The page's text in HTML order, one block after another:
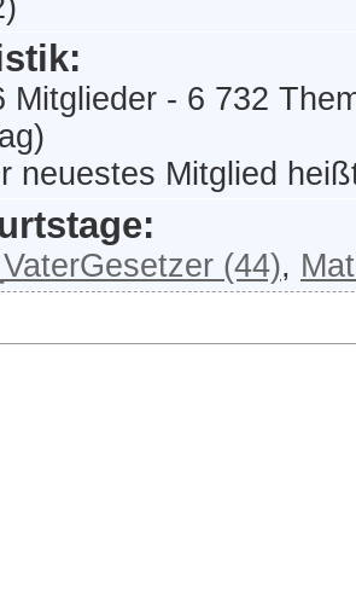
Mitglieder - 6 732
neuestes Mitglied
(44),